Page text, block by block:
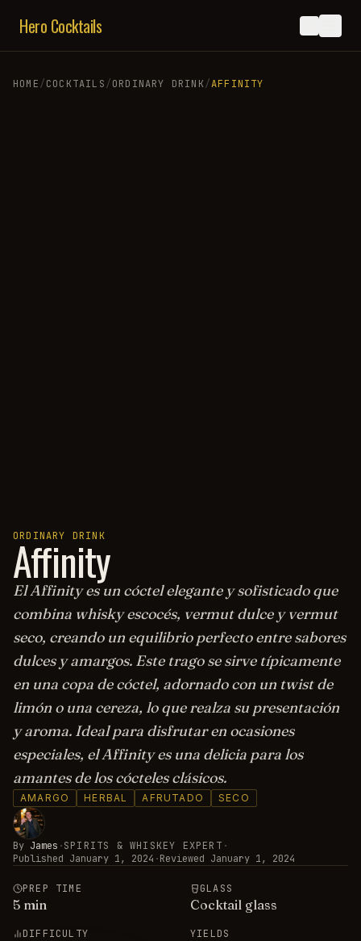
Hero Cocktails
HOME/COCKTAILS/ORDINARY DRINK/AFFINITY
ORDINARY DRINK
Affinity
El Affinity es un cóctel elegante y sofisticado que
combina whisky escocés, vermut dulce y vermut
seco, creando un equilibrio perfecto entre sabores
dulces y amargos. Este trago se sirve típicamente
en una copa de cóctel, adornado con un twist de
limón o una cereza, lo que realza su presentación
y aroma. Ideal para disfrutar en ocasiones
especiales, el Affinity es una delicia para los
amantes de los cócteles clásicos.
AMARGO HERBAL AFRUTADO SECO
By James ·SPIRITS & WHISKEY EXPERT ·
Published January 1, 2024 ·Reviewed January 1, 2024
PREP TIME
5 min
GLASS
Cocktail glass
DIFFICULTY YIELDS